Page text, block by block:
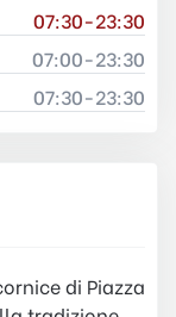
07:30-23:30
07:00-23:30
07:30-23:30
di Piazza